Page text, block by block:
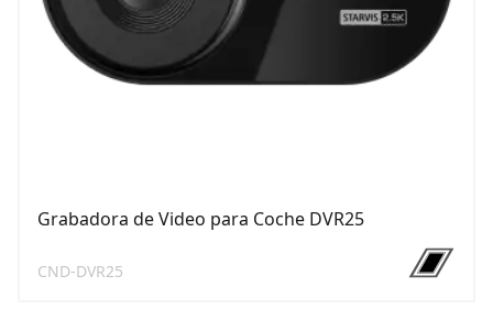
Grabadora de Video para Coche DVR25
CND-DVR25